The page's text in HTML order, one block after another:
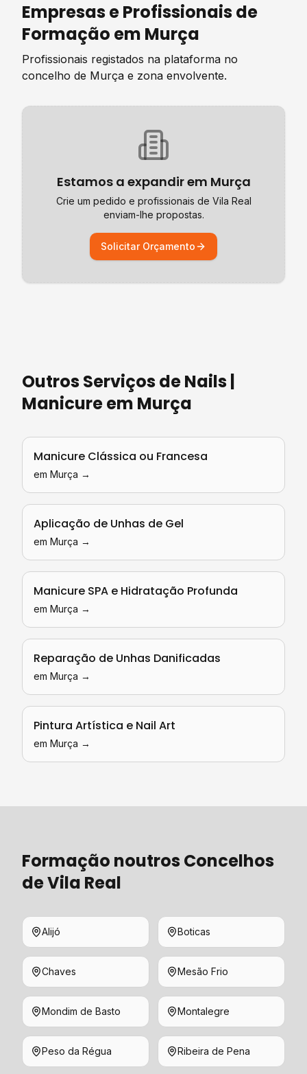
Empresas e Profissionais de
Formação em Murça
Profissionais registados na plataforma no
concelho de Murça e zona envolvente.
Estamos a expandir em Murça
Crie um pedido e profissionais de Vila Real
enviam-lhe propostas.
Solicitar Orçamento
Outros Serviços deNails |
Manicureem Murça
Manicure Clássica ou Francesa
em Murça →
Aplicação de Unhas de Gel
em Murça →
Manicure SPA e Hidratação Profunda
em Murça →
Reparação de Unhas Danificadas
em Murça →
Pintura Artística e Nail Art
em Murça →
Formação noutros Concelhos
deVila Real
Alijó Boticas
Chaves Mesão Frio
Mondim de Basto Montalegre
Peso da Régua Ribeira de Pena